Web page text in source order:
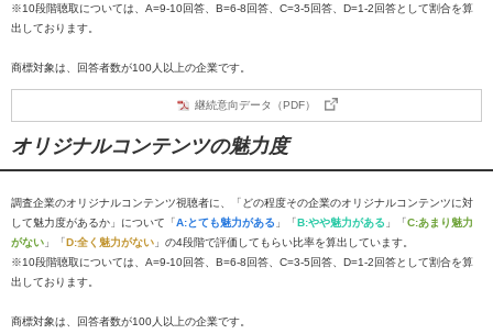
※10段階聴取については、A=9-10回答、B=6-8回答、C=3-5回答、D=1-2回答として割合を算
出しております。
商標対象は、回答者数が100人以上の企業です。
継続意向データ（PDF）
オリジナルコンテンツの魅力度
調査企業のオリジナルコンテンツ視聴者に、「どの程度その企業のオリジナルコンテンツに対
して魅力度があるか」について「A:とても魅力がある 」「B:やや魅力がある 」「C:あまり魅力
がない 」「D:全く魅力がない 」の4段階で評価してもらい比率を算出しています。
※10段階聴取については、A=9-10回答、B=6-8回答、C=3-5回答、D=1-2回答として割合を算
出しております。
商標対象は、回答者数が100人以上の企業です。